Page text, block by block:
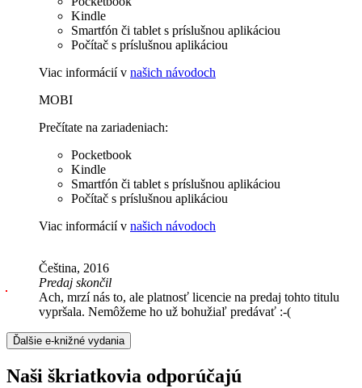
Kindle
Smartfón či tablet s príslušnou aplikáciou
Počítač s príslušnou aplikáciou
Viac informácií v našich návodoch
MOBI
Prečítate na zariadeniach:
Pocketbook
Kindle
Smartfón či tablet s príslušnou aplikáciou
Počítač s príslušnou aplikáciou
Viac informácií v našich návodoch
Čeština, 2016
Predaj skončil
Ach, mrzí nás to, ale platnosť licencie na predaj tohto titulu
vypršala. Nemôžeme ho už bohužiaľ predávať :-(
Ďalšie e-knižné vydania
Naši škriatkovia odporúčajú